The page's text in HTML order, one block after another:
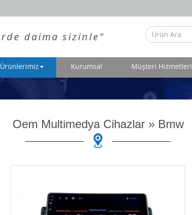
daima sizinle"
Ürünlerimiz Kurumsal Müşteri Hizmetleri
Oem Multimedya Cihazlar» Bmw